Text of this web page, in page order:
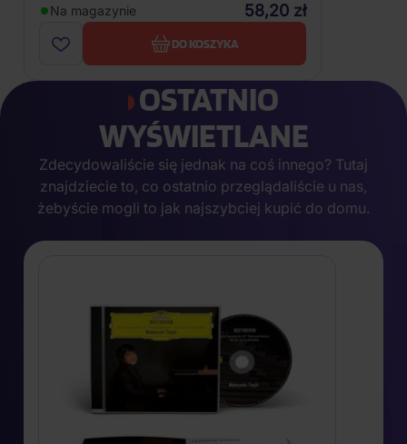
Na magazynie 58,20 zł
DO KOSZYKA
OSTATNIO
WYŚWIETLANE
Zdecydowaliście się jednak na coś innego? Tutaj
znajdziecie to, co ostatnio przeglądaliście u nas,
żebyście mogli to jak najszybciej kupić do domu.